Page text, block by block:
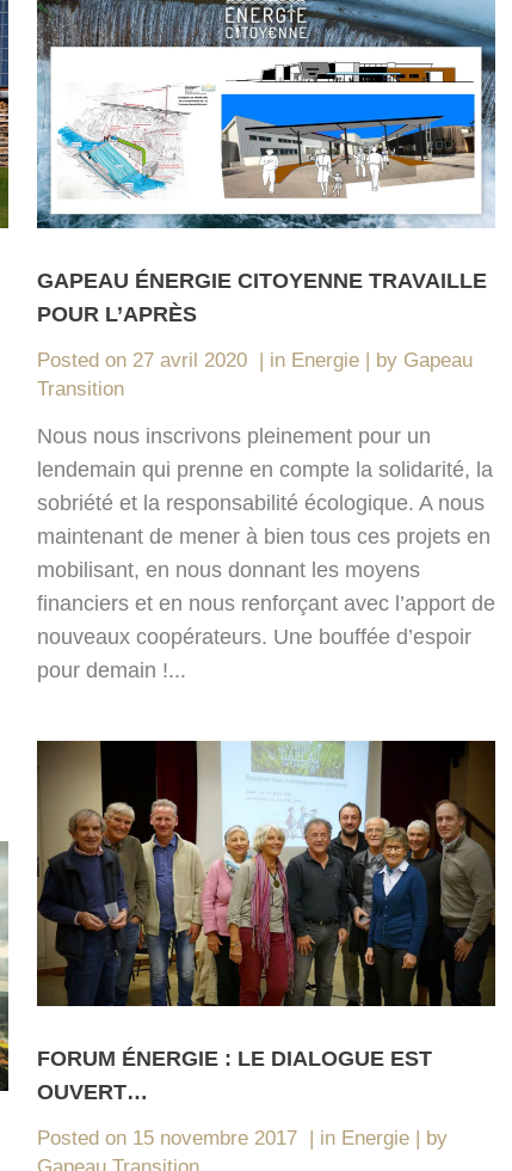
GAPEAU ÉNERGIE CITOYENNE TRAVAILLE
POUR L’APRÈS
Posted on 27 avril 2020 in Energie by Gapeau
Transition
Nous nous inscrivons pleinement pour un
lendemain qui prenne en compte la solidarité, la
sobriété et la responsabilité écologique. A nous
maintenant de mener à bien tous ces projets en
mobilisant, en nous donnant les moyens
financiers et en nous renforçant avec l’apport de
nouveaux coopérateurs. Une bouffée d’espoir
pour demain !...
FORUM ÉNERGIE : LE DIALOGUE EST
OUVERT…
Posted on 15 novembre 2017 in Energie
by